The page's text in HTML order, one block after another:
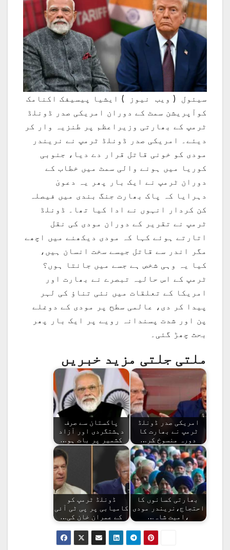
سیئول ( ویب نیوز ) ایشیا پیسیفک اکنامک
کوآپریشن سمٹ کے دوران امریکی صدر ڈونلڈ
ٹرمپ کے بھارتی وزیراعظم پر طنزیہ وار کر
دیئے۔ امریکی صدر ڈونلڈ ٹرمپ نے نریندر
مودی کو خونی قاتل قرار دے دیا، جنوبی
کوریا میں ہونے والی سمٹ میں خطاب کے
دوران ٹرمپ نے ایک بار پھر یہ دعویٰ
دہرایا کہ پاک بھارت جنگ بندی میں فیصلہ
کن کردار انہوں نے ادا کیا تھا۔ ڈونلڈ
ٹرمپ نے تقریر کے دوران مودی کی نقل
اتارتے ہوئے کہا کہ مودی دیکھنے میں اچھے
مگر اندر سے قاتل جیسے سخت انسان ہیں،
کیا یہ وہی شخص ہے جسے میں جانتا ہوں؟
ٹرمپ کے اس حالیہ تبصرے نے بھارت اور
امریکا کے تعلقات میں نئی تناؤ کی لہر
پیدا کر دی، عالمی سطح پر مودی کے دوغلے
پن اور شدت پسندانہ رویے پر ایک بار پھر
بحث چھڑ گئی۔
ملتی جلتی مزید خبریں
امریکی صدر ڈونلڈ
ٹرمپ نے بھارت کا
دورہ منسوخ کر…
پاکستان سے صرف
دہشتگردی اور آزاد
کشمیر پر بات ہو…
بھارتی کسانوں کا
احتجاج،نریندر مودی
،امیت شاہ…
ڈونلڈ ٹرمپ کو
کامیابی پر پی ٹی آئی
کے عمران خان کی…